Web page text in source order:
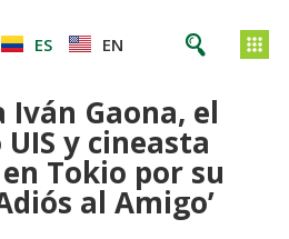
ES EN
Iván Gaona, el
y cineasta
Tokio por su
al Amigo’